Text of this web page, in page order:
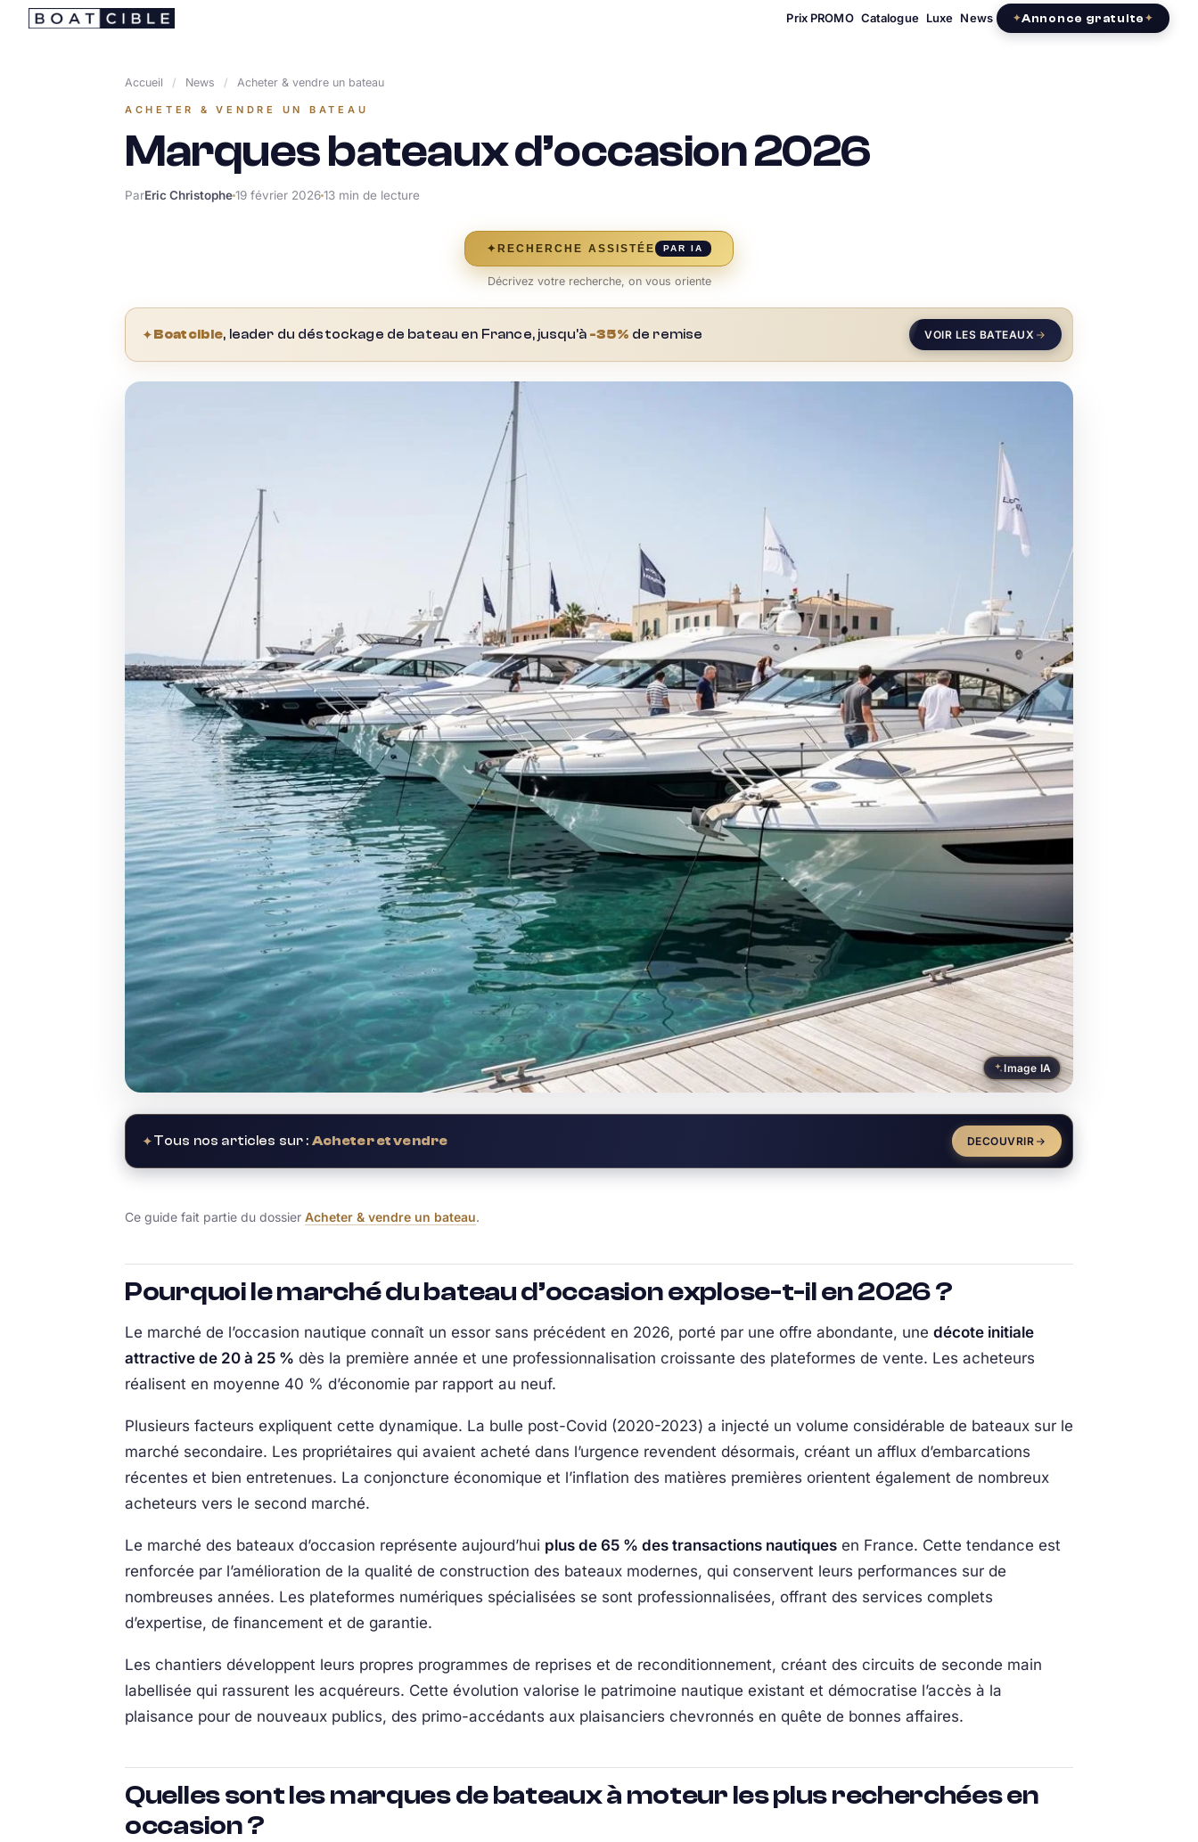
Passer
Prix PROMO Catalogue Luxe News Annonce gratuite
Accueil / News / Acheter & vendre un bateau
ACHETER & VENDRE UN BATEAU
Marques bateaux d’occasion 2026
ParEric Christophe19 février 202613 min de lecture
✦ RECHERCHE ASSISTÉE PAR IA
Décrivez votre recherche, on vous oriente
✦Boatcible, leader du déstockage de bateau en France, jusqu'à -35% de remise VOIR LES BATEAUX
Image IA
✦Tous nos articles sur : Acheter et vendre DECOUVRIR
Ce guide fait partie du dossier Acheter & vendre un bateau.
Pourquoi le marché du bateau d’occasion explose-t-il en 2026 ?
Le marché de l’occasion nautique connaît un essor sans précédent en 2026, porté par une offre abondante, une décote initiale
attractive de 20 à 25 % dès la première année et une professionnalisation croissante des plateformes de vente. Les acheteurs
réalisent en moyenne 40 % d’économie par rapport au neuf.
Plusieurs facteurs expliquent cette dynamique. La bulle post-Covid (2020-2023) a injecté un volume considérable de bateaux sur le
marché secondaire. Les propriétaires qui avaient acheté dans l’urgence revendent désormais, créant un afflux d’embarcations
récentes et bien entretenues. La conjoncture économique et l’inflation des matières premières orientent également de nombreux
acheteurs vers le second marché.
Le marché des bateaux d’occasion représente aujourd’hui plus de 65 % des transactions nautiques en France. Cette tendance est
renforcée par l’amélioration de la qualité de construction des bateaux modernes, qui conservent leurs performances sur de
nombreuses années. Les plateformes numériques spécialisées se sont professionnalisées, offrant des services complets
d’expertise, de financement et de garantie.
Les chantiers développent leurs propres programmes de reprises et de reconditionnement, créant des circuits de seconde main
labellisée qui rassurent les acquéreurs. Cette évolution valorise le patrimoine nautique existant et démocratise l’accès à la
plaisance pour de nouveaux publics, des primo-accédants aux plaisanciers chevronnés en quête de bonnes affaires.
Quelles sont les marques de bateaux à moteur les plus recherchées en
occasion ?